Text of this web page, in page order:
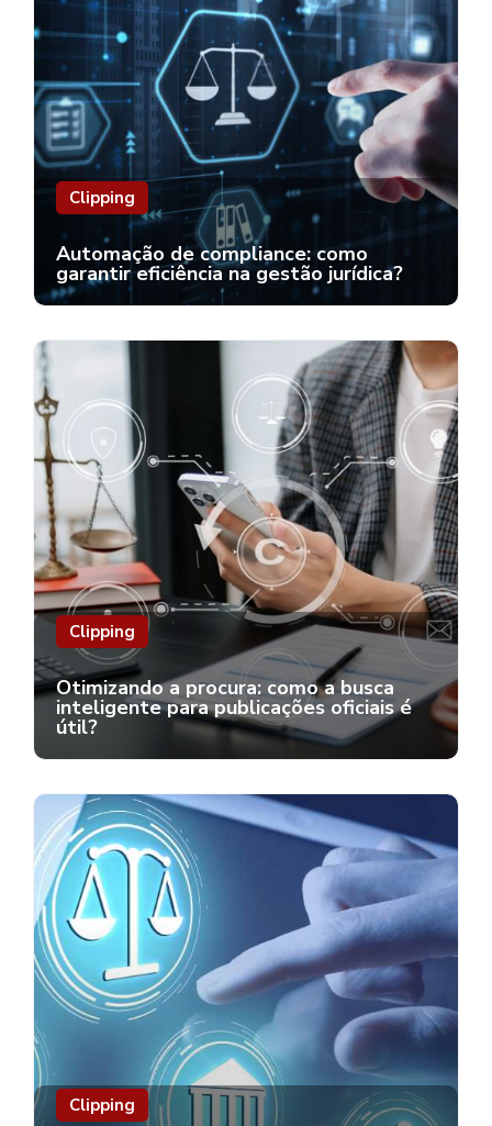
Clipping
Automação de compliance: como
garantir eficiência na gestão jurídica?
Clipping
Otimizando a procura: como a busca
inteligente para publicações oficiais é
útil?
Clipping